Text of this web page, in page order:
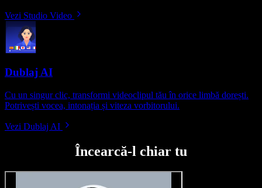
Vezi Studio Video
Dublaj AI
Cu un singur clic, transformi videoclipul tău în orice limbă dorești.
Potrivești vocea, intonația și viteza vorbitorului.
Vezi Dublaj AI
Încearcă-l chiar tu